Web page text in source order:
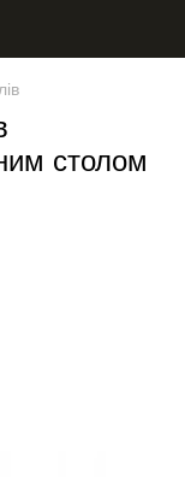
столом